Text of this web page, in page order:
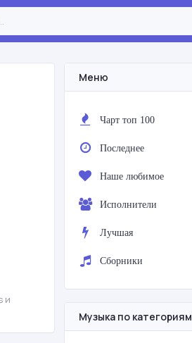
и
Меню
Чарт топ 100
Последнее
Наше любимое
Исполнители
Лучшая
Сборники
Музыка по категориям